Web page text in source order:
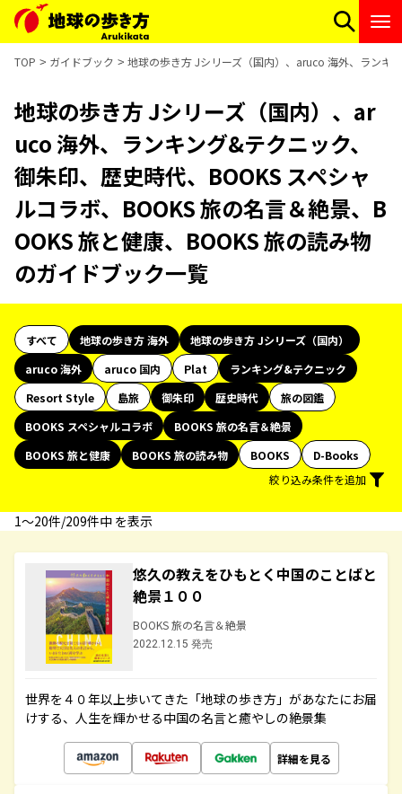
TOP ガイドブック 地球の歩き方 Jシリーズ（国内）、aruco 海外、ランキ
地球の歩き方 Jシリーズ（国内）、ar
uco 海外、ランキング&テクニック、
御朱印、歴史時代、BOOKS スペシャ
ルコラボ、BOOKS 旅の名言＆絶景、B
OOKS 旅と健康、BOOKS 旅の読み物
のガイドブック一覧
すべて 地球の歩き方 海外
地球の歩き方 Jシリーズ（国内）
aruco 海外
aruco 国内 Plat
ランキング&テクニック
Resort Style
島旅 御朱印 歴史時代
旅の図鑑
BOOKS スペシャルコラボ
BOOKS 旅の名言＆絶景
BOOKS 旅と健康
BOOKS 旅の読み物 BOOKS
D-Books
絞り込み条件を追加
1〜20件/209件中 を表示
悠久の教えをひもとく中国のことばと
絶景１００
BOOKS 旅の名言＆絶景
2022.12.15 発売
世界を４０年以上歩いてきた「地球の歩き方」があなたにお届
けする、人生を輝かせる中国の名言と癒やしの絶景集
詳細を見る